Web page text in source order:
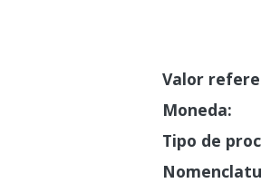
Valor
Moneda:
Tipo de